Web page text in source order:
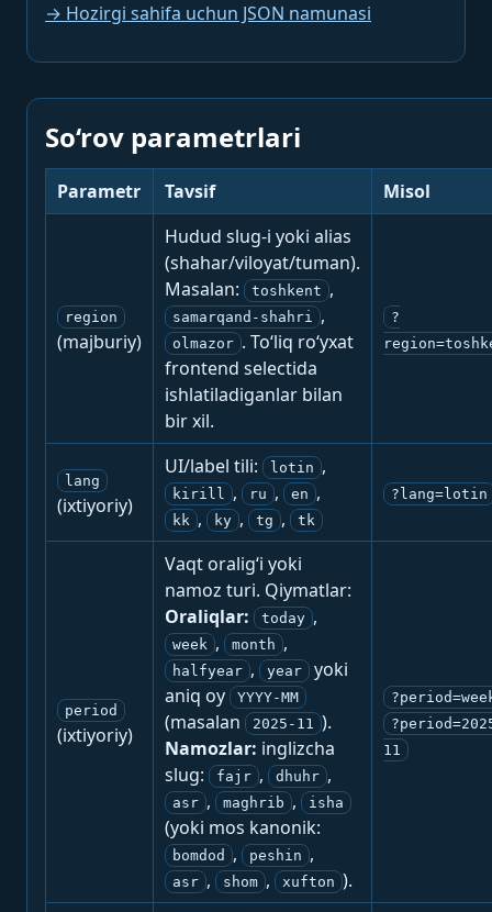
→ Hozirgi sahifa uchun JSON namunasi
So‘rov parametrlari
Parametr Tavsif Misol
region
(majburiy)
Hudud slug-i yoki alias
(shahar/viloyat/tuman).
Masalan:
toshkent ,
samarqand-shahri ,
olmazor . To‘liq ro‘yxat
frontend selectida
ishlatiladiganlar bilan
bir xil.
?
lang
(ixtiyoriy)
UI/label tili: lotin ,
kirill , ru , en ,
kk , ky , tg , tk
?lang=lotin
period
(ixtiyoriy)
Vaqt oralig‘i yoki
namoz turi. Qiymatlar:
Oraliqlar:
today ,
week , month ,
halfyear , year
yoki
aniq oy
YYYY-MM
(masalan 2025-11 ).
Namozlar: inglizcha
slug:
fajr , dhuhr ,
asr , maghrib , isha
(yoki mos kanonik:
bomdod , peshin ,
asr , shom , xufton ).
11